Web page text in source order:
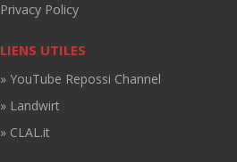
Privacy Policy
LIENS UTILES
» YouTube Repossi Channel
» Landwirt
» CLAL.it